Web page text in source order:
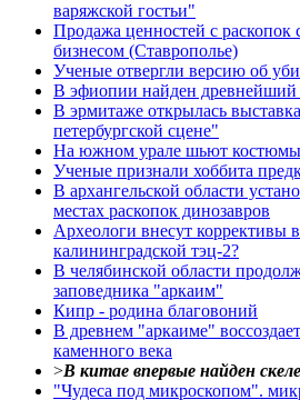
варяжской гостьи"
Продажа ценностей с раскопок
бизнесом (Ставрополье)
Ученые отвергли версию об
В эфиопии найден древнейший
В эрмитаже открылась
петербургской сцене"
На южном урале шьют
Ученые признали хоббита
В архангельской области
местах раскопок динозавров
Археологи внесут коррективы
калининградской тэц-2?
В челябинской области
заповедника "аркаим"
Кипр - родина благовоний
В древнем "аркаиме"
каменного века
>В китае впервые найден
"Чудеса под микроскопом".